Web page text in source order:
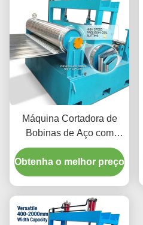
Máquina Cortadora de
Bobinas de Aço com
Faixa de Largura de
Chapa de 400-2000mm e
Lâminas de Aço Rápido
Principal de 22KW
Obtenha o melhor preço